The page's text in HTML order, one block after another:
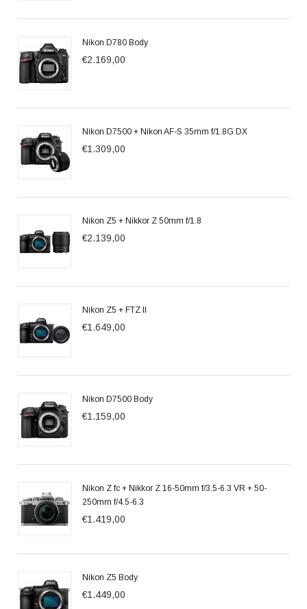
Nikon D780 Body
€2.169,00
Nikon D7500 + Nikon AF-S 35mm f/1.8G DX
€1.309,00
Nikon Z5 + Nikkor Z 50mm f/1.8
€2.139,00
Nikon Z5 + FTZ II
€1.649,00
Nikon D7500 Body
€1.159,00
Nikon Z fc + Nikkor Z 16-50mm f/3.5-6.3 VR + 50-
250mm f/4.5-6.3
€1.419,00
Nikon Z5 Body
€1.449,00